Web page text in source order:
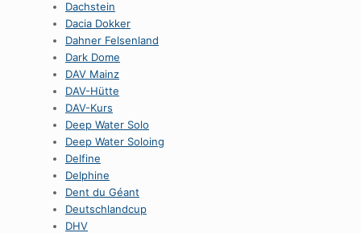
Dachstein
Dacia Dokker
Dahner Felsenland
Dark Dome
DAV Mainz
DAV-Hütte
DAV-Kurs
Deep Water Solo
Deep Water Soloing
Delfine
Delphine
Dent du Géant
Deutschlandcup
DHV